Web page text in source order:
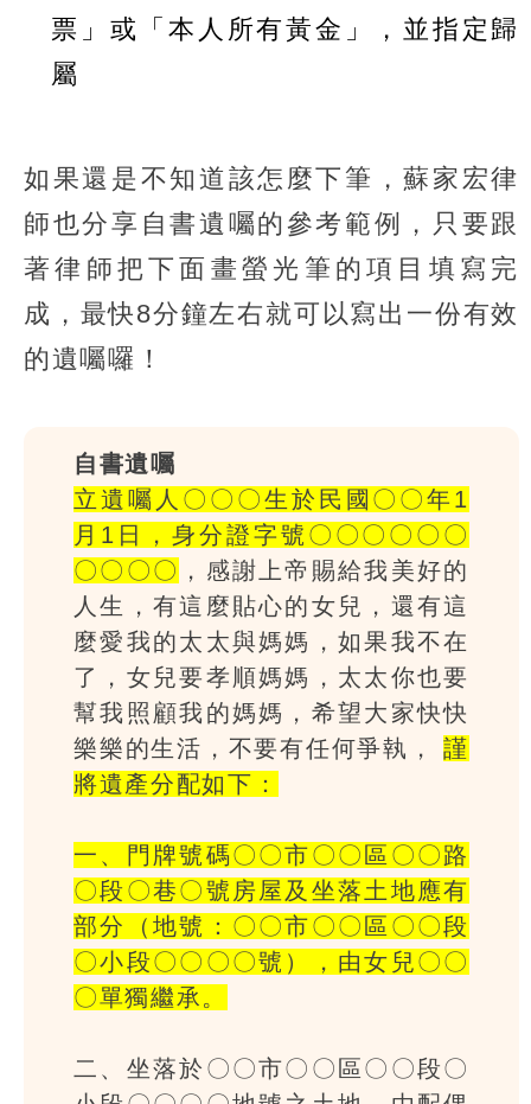
票」或「本人所有黃金」，並指定歸
屬
如果還是不知道該怎麼下筆，蘇家宏律
師也分享自書遺囑的參考範例，只要跟
著律師把下面畫螢光筆的項目填寫完
成，最快8分鐘左右就可以寫出一份有效
的遺囑囉！
自書遺囑
立遺囑人〇〇〇生於民國〇〇年1
月1日，身分證字號〇〇〇〇〇〇
〇〇〇〇 ，感謝上帝賜給我美好的
人生，有這麼貼心的女兒，還有這
麼愛我的太太與媽媽，如果我不在
了，女兒要孝順媽媽，太太你也要
幫我照顧我的媽媽，希望大家快快
樂樂的生活，不要有任何爭執，謹
將遺產分配如下：
一、門牌號碼〇〇市〇〇區〇〇路
〇段〇巷〇號房屋及坐落土地應有
部分（地號：〇〇市〇〇區〇〇段
〇小段〇〇〇〇號），由女兒〇〇
〇單獨繼承。
二、坐落於〇〇市〇〇區〇〇段〇